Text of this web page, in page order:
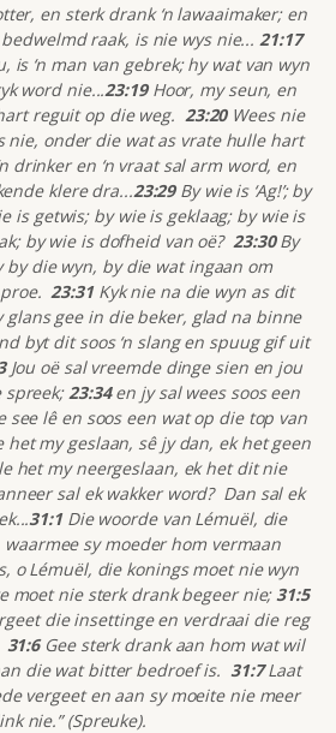
en sterk drank ‘n lawaaimaker; en
raak, is nie wys nie... 21:17
is ‘n man van gebrek; hy wat van wyn
word nie...23:19Hoor, my seun, en
reguit op die weg. 23:20Wees nie
nie, onder die wat as vrate hulle hart
drinker en ‘n vraat sal arm word, en
klere dra...23:29 By wie is ‘Ag!’; by
is getwis; by wie is geklaag; by wie is
by wie is dofheid van oë? 23:30By
by die wyn, by die wat ingaan om
proe.23:31 Kyk nie na die wyn as dit
glans gee in die beker, glad na binne
byt dit soos ‘n slang en spuug gif uit
Jou oë sal vreemde dinge sien en jou
spreek;23:34en jy sal wees soos een
see lê en soos een wat op die top van
my geslaan, sê jy dan, ek het geen
het my neergeslaan, ek het dit nie
sal ek wakker word? Dan sal ek
31:1 Die woorde van Lémuël, die
waarmee sy moeder hom vermaan
o Lémuël, die konings moet nie wyn
moet nie sterk drank begeer nie;31:5
die insettinge en verdraai die reg
31:6Gee sterk drank aan hom wat wil
die wat bitter bedroef is. 31:7Laat
vergeet en aan sy moeite nie meer
nie.” (Spreuke).